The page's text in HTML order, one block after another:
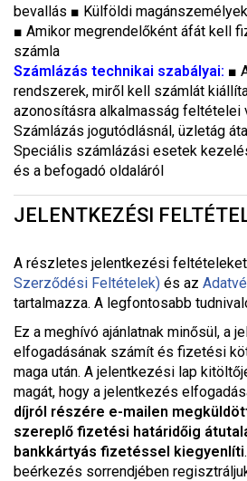
bevallás ■ Külföldi
■ Amikor megrendelőként áfát kell
számla
Számlázás technikai szabályai: ■
rendszerek, miről kell számlát
azonosításra alkalmasság feltételei
Számlázás jogutódlásnál, üzletág
Speciális számlázási esetek
és a befogadó oldaláról
JELENTKEZÉSI
A részletes jelentkezési
Szerződési Feltételek) és az
tartalmazza. A legfontosabb
Ez a meghívó ajánlatnak minősül, a
elfogadásának számít és fizetési
maga után. A jelentkezési lap
magát, hogy a jelentkezés
díjról részére e-mailen
szereplő fizetési határidőig
bankkártyás fizetéssel kiegyenlíti
beérkezés sorrendjében